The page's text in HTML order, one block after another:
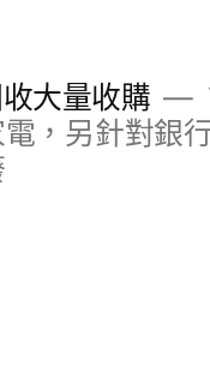
大量收購
，另針對銀